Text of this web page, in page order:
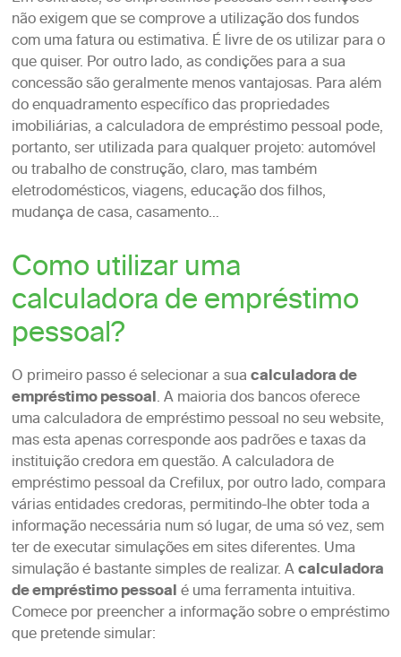
não exigem que se comprove a utilização dos fundos
com uma fatura ou estimativa. É livre de os utilizar para o
que quiser. Por outro lado, as condições para a sua
concessão são geralmente menos vantajosas. Para além
do enquadramento específico das propriedades
imobiliárias, a calculadora de empréstimo pessoal pode,
portanto, ser utilizada para qualquer projeto: automóvel
ou trabalho de construção, claro, mas também
eletrodomésticos, viagens, educação dos filhos,
mudança de casa, casamento…
Como utilizar uma
calculadora de empréstimo
pessoal?
O primeiro passo é selecionar a suacalculadora de
empréstimo pessoal. A maioria dos bancos oferece
uma calculadora de empréstimo pessoal no seu website,
mas esta apenas corresponde aos padrões e taxas da
instituição credora em questão. A calculadora de
empréstimo pessoal da Crefilux, por outro lado, compara
várias entidades credoras, permitindo-lhe obter toda a
informação necessária num só lugar, de uma só vez, sem
ter de executar simulações em sites diferentes. Uma
simulação é bastante simples de realizar. Acalculadora
de empréstimo pessoalé uma ferramenta intuitiva.
Comece por preencher a informação sobre o empréstimo
que pretende simular: